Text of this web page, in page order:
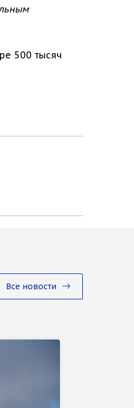
500 тысяч
Все новости